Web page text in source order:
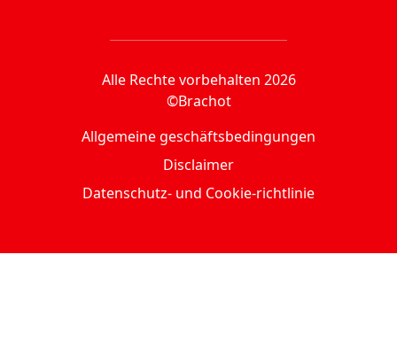
Alle Rechte vorbehalten 2026
©Brachot
Allgemeine geschäftsbedingungen
Disclaimer
Datenschutz- und Cookie-richtlinie